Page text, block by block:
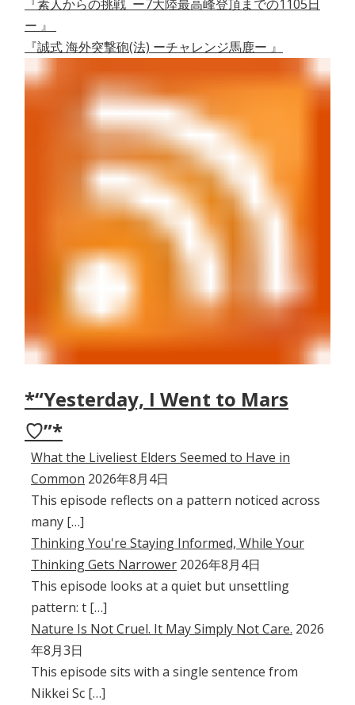
『素人からの挑戦 ー7大陸最高峰登頂までの1105日
ー 』
『誠式 海外突撃砲(法) ーチャレンジ馬鹿ー 』
*“Yesterday, I Went to Mars
♡”*
What the Liveliest Elders Seemed to Have in
Common 2026年8月4日
This episode reflects on a pattern noticed across
many […]
Thinking You're Staying Informed, While Your
Thinking Gets Narrower 2026年8月4日
This episode looks at a quiet but unsettling
pattern: t […]
Nature Is Not Cruel. It May Simply Not Care. 2026
年8月3日
This episode sits with a single sentence from
Nikkei Sc […]